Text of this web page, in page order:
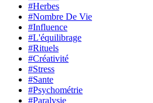
#Herbes
#Nombre De Vie
#Influence
#L'équilibrage
#Rituels
#Créativité
#Stress
#Sante
#Psychométrie
#Paralysie